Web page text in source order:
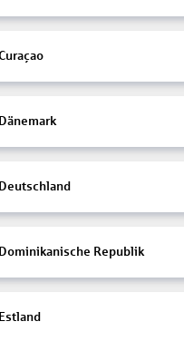
Dänemark
Deutschland
Dominikanische Republik
Estland